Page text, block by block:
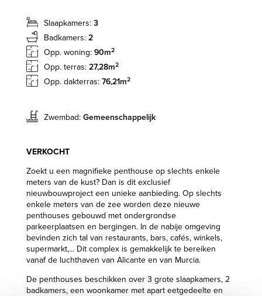
Slaapkamers: 3
Badkamers: 2
Opp. woning: 90m2
Opp. terras: 27,28m2
Opp. dakterras: 76,21m2
Zwembad: Gemeenschappelijk
VERKOCHT
Zoekt u een magnifieke penthouse op slechts enkele
meters van de kust? Dan is dit exclusief
nieuwbouwproject een unieke aanbieding. Op slechts
enkele meters van de zee worden deze nieuwe
penthouses gebouwd met ondergrondse
parkeerplaatsen en bergingen. In de nabije omgeving
bevinden zich tal van restaurants, bars, cafés, winkels,
supermarkt,... Dit complex is gemakkelijk te bereiken
vanaf de luchthaven van Alicante en van Murcia.
De penthouses beschikken over 3 grote slaapkamers, 2
badkamers, een woonkamer met apart eetgedeelte en